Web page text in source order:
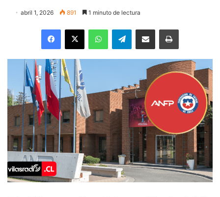
abril 1, 2026 891 1 minuto de lectura
Facebook
X WhatsAppTelegramEnviar vía email Imprimir